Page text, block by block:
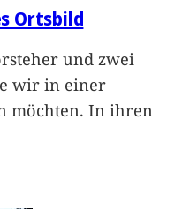
Ortsbild
und zwei
wir in einer
möchten. In ihren